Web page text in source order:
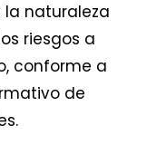
naturaleza
riesgos a
conforme a
de